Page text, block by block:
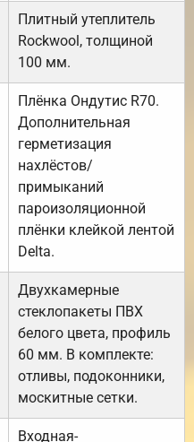
Плитный утеплитель
Rockwool, толщиной
100 мм.
Плёнка Ондутис R70.
Дополнительная
герметизация
нахлёстов/
примыканий
пароизоляционной
плёнки клейкой лентой
Delta.
Двухкамерные
стеклопакеты ПВХ
белого цвета, профиль
60 мм. В комплекте:
отливы, подоконники,
москитные сетки.
Входная-